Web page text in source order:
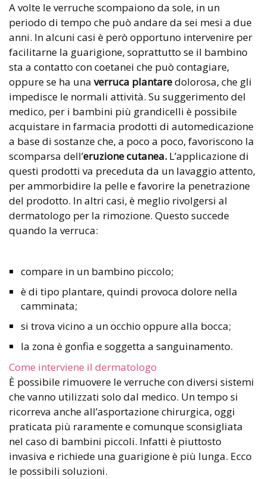
A volte le verruche scompaiono da sole, in un
periodo di tempo che può andare da sei mesi a due
anni. In alcuni casi è però opportuno intervenire per
facilitarne la guarigione, soprattutto se il bambino
sta a contatto con coetanei che può contagiare,
oppure se ha una verruca plantaredolorosa, che gli
impedisce le normali attività. Su suggerimento del
medico, per i bambini più grandicelli è possibile
acquistare in farmacia prodotti di automedicazione
a base di sostanze che, a poco a poco, favoriscono la
scomparsa dell’eruzione cutanea. L’applicazione di
questi prodotti va preceduta da un lavaggio attento,
per ammorbidire la pelle e favorire la penetrazione
del prodotto. In altri casi, è meglio rivolgersi al
dermatologo per la rimozione. Questo succede
quando la verruca:
compare in un bambino piccolo;
è di tipo plantare, quindi provoca dolore nella
camminata;
si trova vicino a un occhio oppure alla bocca;
la zona è gonfia e soggetta a sanguinamento.
Come interviene il dermatologo
È possibile rimuovere le verruche con diversi sistemi
che vanno utilizzati solo dal medico. Un tempo si
ricorreva anche all’asportazione chirurgica, oggi
praticata più raramente e comunque sconsigliata
nel caso di bambini piccoli. Infatti è piuttosto
invasiva e richiede una guarigione è più lunga. Ecco
le possibili soluzioni.